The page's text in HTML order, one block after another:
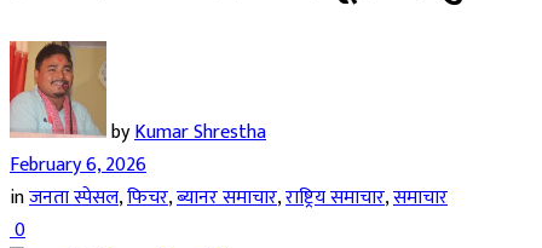
byKumar Shrestha
February 6, 2026
inजनता स्पेसल,फिचर,ब्यानर समाचार,राष्ट्रिय समाचार,समाचार
0